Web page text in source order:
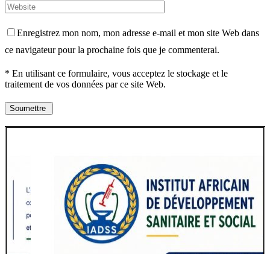
Enregistrez mon nom, mon adresse e-mail et mon site Web dans
ce navigateur pour la prochaine fois que je commenterai.
* En utilisant ce formulaire, vous acceptez le stockage et le
traitement de vos données par ce site Web.